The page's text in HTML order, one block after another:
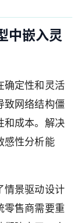
中嵌入灵
定性和灵活
致网络结构僵
和成本。解决
感性分析能
情景驱动设计
零售商需要重